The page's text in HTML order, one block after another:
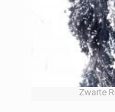
Zwarte